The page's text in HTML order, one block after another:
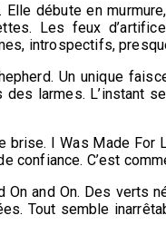
débute en
Les feux
introspectifs,
Un unique
larmes. L’instant
I Was Made For
confiance. C’est
On and On. Des
Tout semble